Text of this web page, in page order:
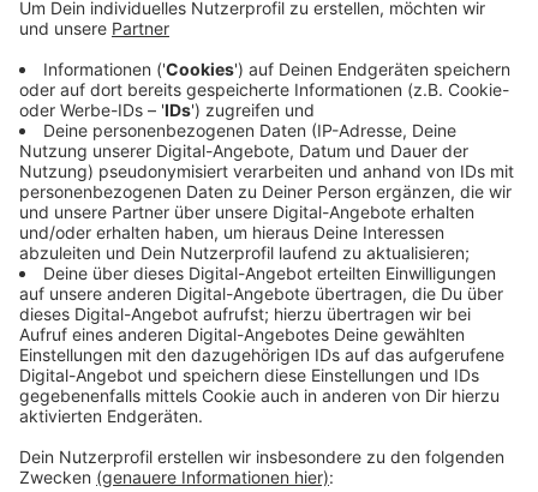
"Ich denke ich habe eine außergewöhnlich
schöne Nase und sehr schöne lange Beine."
Anzeige
Bevor Herbert Grönemeyer, Nina und Kevin ihre
Lieblingssongs vom neuen Album küren, sprechen sie
über die richtige und verständliche Aussprache von
"Alltag". Da scheint es, wenn das Wort gesungen wird,
Unterschiede zu geben. Generell stellt der Sänger
aber fest: "Der Alltag ist die größte Tücke im Leben.".
Und dann geht es auch noch um Körperteile. Was er
den besonders an sich mag, will Kevin wissen.
"Ich denke ich habe eine außergewöhnlich schöne